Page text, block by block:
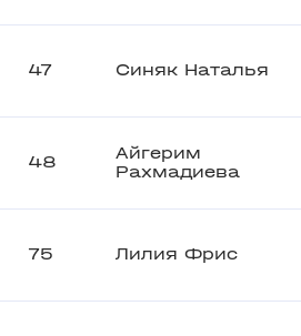
47 Синяк Наталья
48
Айгерим
Рахмадиева
75 Лилия Фрис